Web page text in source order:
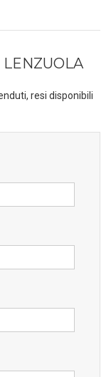
LENZUOLA
resi disponibili